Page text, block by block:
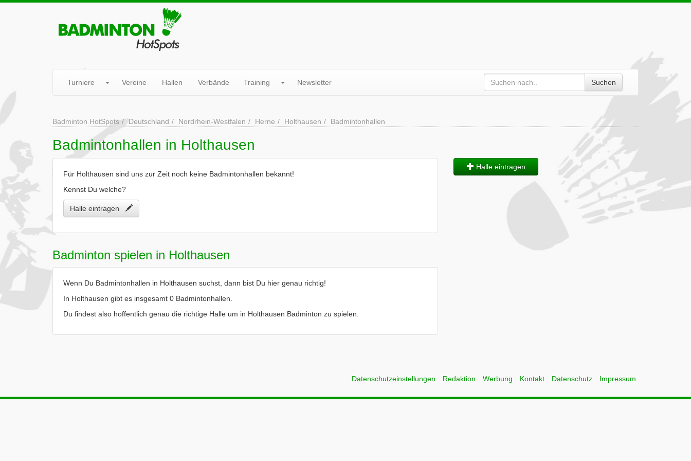
Turniere Vereine Hallen Verbände Training Newsletter Suchen
Badminton HotSpots Deutschland Nordrhein-Westfalen Herne Holthausen Badmintonhallen
Badmintonhallen in Holthausen
Für Holthausen sind uns zur Zeit noch keine Badmintonhallen bekannt!
Kennst Du welche?
Halle eintragen
Badminton spielen in Holthausen
Wenn Du Badmintonhallen in Holthausen suchst, dann bist Du hier genau richtig!
In Holthausen gibt es insgesamt 0 Badmintonhallen.
Du findest also hoffentlich genau die richtige Halle um in Holthausen Badminton zu spielen.
Halle eintragen
Datenschutzeinstellungen Redaktion Werbung Kontakt Datenschutz Impressum